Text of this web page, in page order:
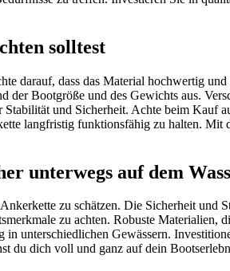
solltest
darauf, dass das Material hochwertig
der Bootgröße und des Gewichts aus.
und Sicherheit. Achte beim Kauf
langfristig funktionsfähig zu halten. Mit
unterwegs auf dem
zu schätzen. Die Sicherheit
zu achten. Robuste Materialien,
unterschiedlichen Gewässern.
du dich voll und ganz auf dein